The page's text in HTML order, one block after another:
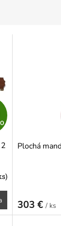
Plochá
303 € / ks